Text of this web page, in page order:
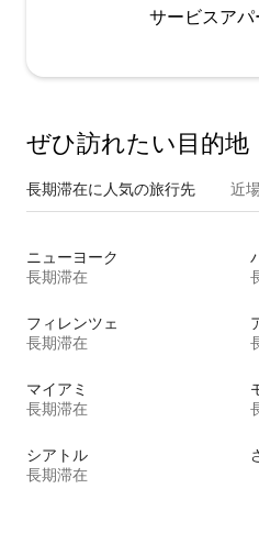
サービスアパ
ぜひ訪⁠れ⁠た⁠い目⁠的⁠地
長期滞在に人気の旅行先 近
ニューヨーク
長期滞在
フィレンツェ
長期滞在
マイアミ
長期滞在
シアトル
長期滞在